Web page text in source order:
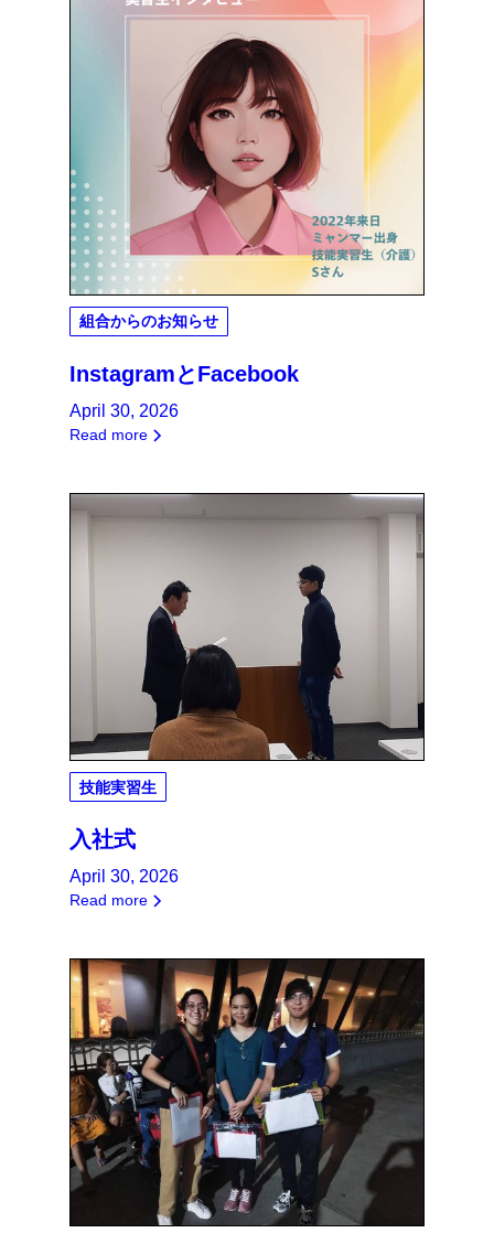
組合からのお知らせ
InstagramとFacebook
April 30, 2026
Read more
技能実習生
入社式
April 30, 2026
Read more